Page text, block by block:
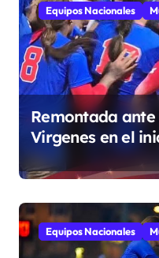
Equipos Nacionales
Remontada
Virgenes en el
Super Ronda
Equipos Nacionales